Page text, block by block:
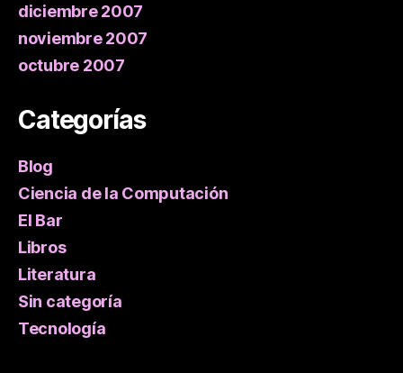
diciembre 2007
noviembre 2007
octubre 2007
Categorías
Blog
Ciencia de la Computación
El Bar
Libros
Literatura
Sin categoría
Tecnología